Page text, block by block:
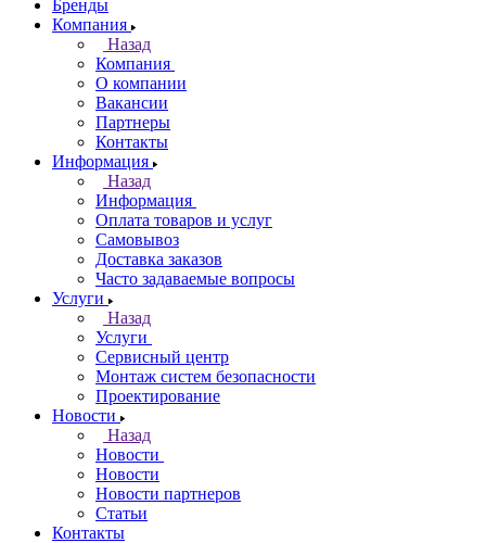
Бренды
Компания
Назад
Компания
О компании
Вакансии
Партнеры
Контакты
Информация
Назад
Информация
Оплата товаров и услуг
Самовывоз
Доставка заказов
Часто задаваемые вопросы
Услуги
Назад
Услуги
Сервисный центр
Монтаж систем безопасности
Проектирование
Новости
Назад
Новости
Новости
Новости партнеров
Статьи
Контакты